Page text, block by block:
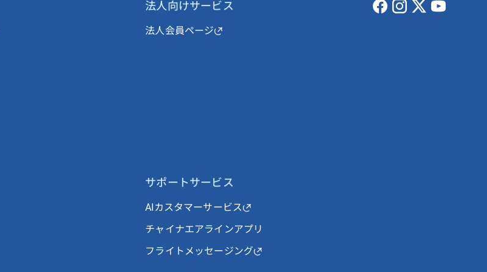
法人向けサービス
法人会員ページ
サポートサービス
AIカスタマーサービス
チャイナエアラインアプリ
フライトメッセージング